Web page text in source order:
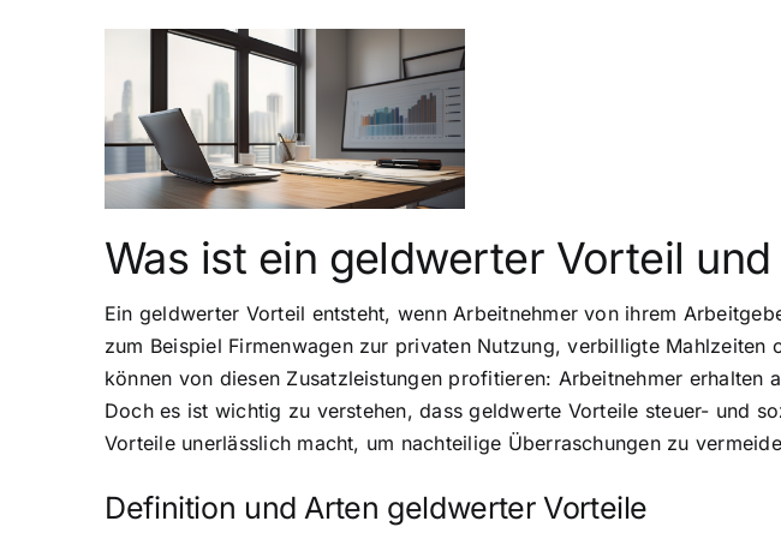
Was ist ein geldwerter Vorteil
Ein geldwerter Vorteil entsteht, wenn Arbeitnehmer von ihrem
zum Beispiel Firmenwagen zur privaten Nutzung, verbilligte
können von diesen Zusatzleistungen profitieren: Arbeitnehmer
Doch es ist wichtig zu verstehen, dass geldwerte Vorteile steuer- und
Vorteile unerlässlich macht, um nachteilige Überraschungen zu
Definition und Arten geldwerter Vorteile